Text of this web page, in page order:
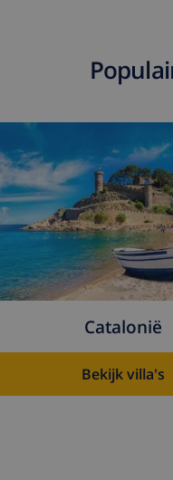
Catalonië
Bekijk villa's